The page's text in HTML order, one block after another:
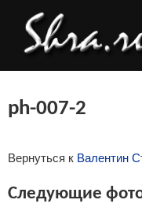
ph-007-2
Вернуться к Валентин
Следующие